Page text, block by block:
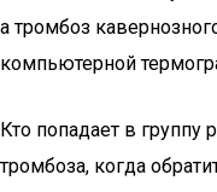
а тромбоз
компьютерной
Кто попадает в группу
тромбоза, когда